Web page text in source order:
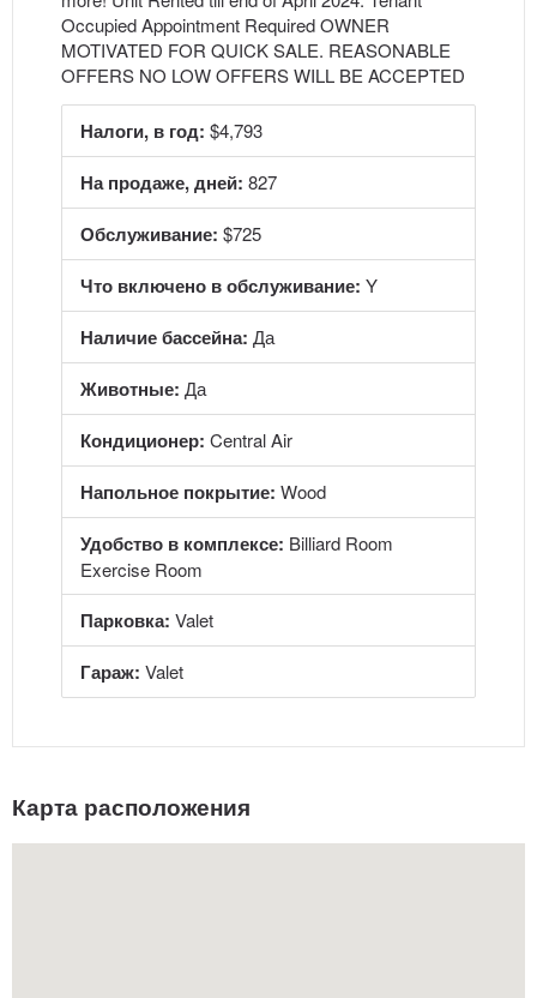
Occupied Appointment Required OWNER
MOTIVATED FOR QUICK SALE. REASONABLE
OFFERS NO LOW OFFERS WILL BE ACCEPTED
Налоги, в год: $4,793
На продаже, дней: 827
Обслуживание: $725
Что включено в обслуживание: Y
Наличие бассейна: Да
Животные: Да
Кондиционер: Central Air
Напольное покрытие: Wood
Удобство в комплексе: Billiard Room
Exercise Room
Парковка: Valet
Гараж: Valet
Карта расположения